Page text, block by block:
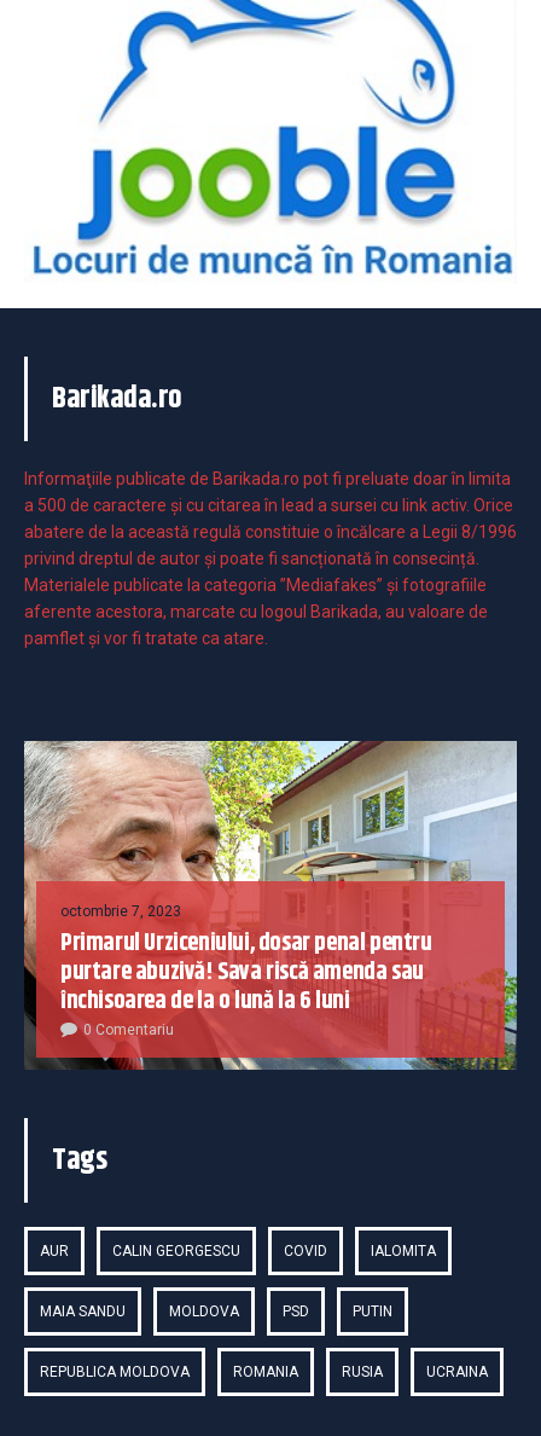
Barikada.ro
Informaţiile publicate de Barikada.ro pot fi preluate doar în limita
a 500 de caractere şi cu citarea în lead a sursei cu link activ. Orice
abatere de la această regulă constituie o încălcare a Legii 8/1996
privind dreptul de autor și poate fi sancționată în consecință.
Materialele publicate la categoria ”Mediafakes” și fotografiile
aferente acestora, marcate cu logoul Barikada, au valoare de
pamflet și vor fi tratate ca atare.
octombrie 7, 2023
Primarul Urziceniului, dosar penal pentru
purtare abuzivă! Sava riscă amenda sau
închisoarea de la o lună la 6 luni
0 Comentariu
Tags
AUR CALIN GEORGESCU COVID IALOMITA
MAIA SANDU MOLDOVA PSD PUTIN
REPUBLICA MOLDOVA ROMANIA RUSIA UCRAINA